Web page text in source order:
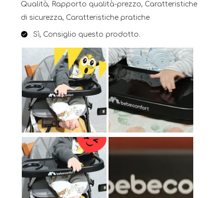
Qualità, Rapporto qualità-prezzo, Caratteristiche
di sicurezza, Caratteristiche pratiche
Sì, Consiglio questo prodotto.